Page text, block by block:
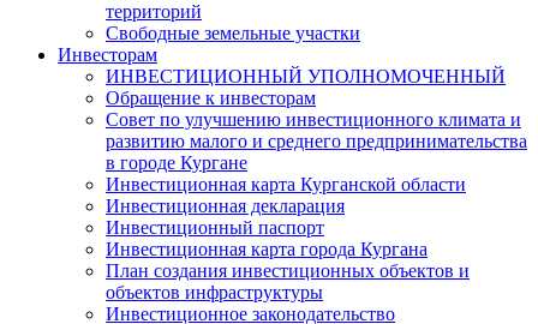
территорий
Свободные земельные участки
Инвесторам
ИНВЕСТИЦИОННЫЙ УПОЛНОМОЧЕННЫЙ
Обращение к инвесторам
Совет по улучшению инвестиционного климата и
развитию малого и среднего предпринимательства
в городе Кургане
Инвестиционная карта Курганской области
Инвестиционная декларация
Инвестиционный паспорт
Инвестиционная карта города Кургана
План создания инвестиционных объектов и
объектов инфраструктуры
Инвестиционное законодательство